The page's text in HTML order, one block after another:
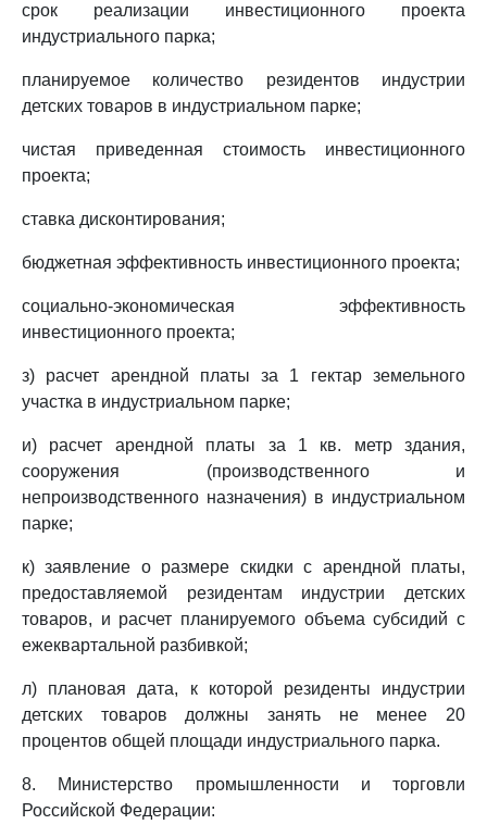
срок реализации инвестиционного проекта
индустриального парка;
планируемое количество резидентов индустрии
детских товаров в индустриальном парке;
чистая приведенная стоимость инвестиционного
проекта;
ставка дисконтирования;
бюджетная эффективность инвестиционного проекта;
социально-экономическая эффективность
инвестиционного проекта;
з) расчет арендной платы за 1 гектар земельного
участка в индустриальном парке;
и) расчет арендной платы за 1 кв. метр здания,
сооружения (производственного и
непроизводственного назначения) в индустриальном
парке;
к) заявление о размере скидки с арендной платы,
предоставляемой резидентам индустрии детских
товаров, и расчет планируемого объема субсидий с
ежеквартальной разбивкой;
л) плановая дата, к которой резиденты индустрии
детских товаров должны занять не менее 20
процентов общей площади индустриального парка.
8. Министерство промышленности и торговли
Российской Федерации: